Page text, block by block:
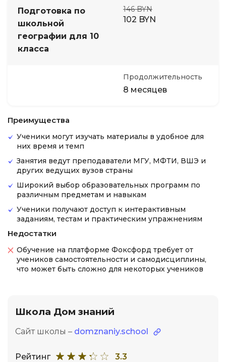
Подготовка по
школьной
географии для 10
класса
146 BYN
102 BYN
Продолжительность
8 месяцев
Преимущества
Ученики могут изучать материалы в удобное для
них время и темп
Занятия ведут преподаватели МГУ, МФТИ, ВШЭ и
других ведущих вузов страны
Широкий выбор образовательных программ по
различным предметам и навыкам
Ученики получают доступ к интерактивным
заданиям, тестам и практическим упражнениям
Недостатки
Обучение на платформе Фоксфорд требует от
учеников самостоятельности и самодисциплины,
что может быть сложно для некоторых учеников
Школа Дом знаний
Сайт школы – domznaniy.school
Рейтинг 3.3